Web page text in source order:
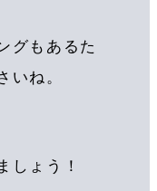
グもあるた
いね。
しょう！